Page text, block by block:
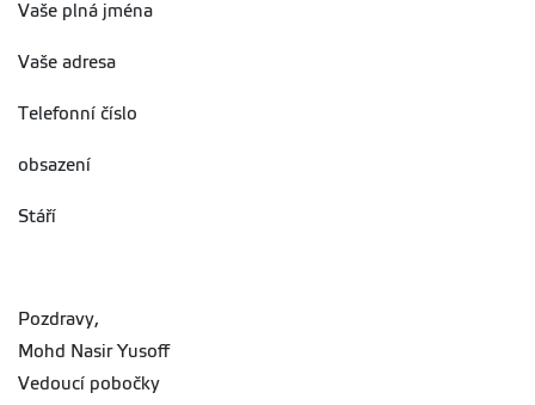
Vaše plná jména
Vaše adresa
Telefonní číslo
obsazení
Stáří
Pozdravy,
Mohd Nasir Yusoff
Vedoucí pobočky